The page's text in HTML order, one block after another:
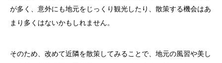
が多く、意外にも地元をじっくり観光したり、散策する機会はあ
まり多くはないかもしれません。
そのため、改めて近隣を散策してみることで、地元の風習や美し